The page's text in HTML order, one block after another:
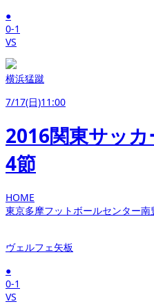
●
0-1
VS
横浜猛蹴
7/17(日)11:00
2016関東サッ
4節
HOME
東京多摩フットボールセンター南
ヴェルフェ矢板
●
0-1
VS